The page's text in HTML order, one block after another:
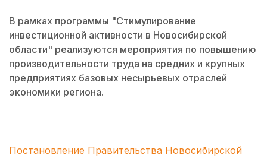
В рамках программы "Стимулирование
инвестиционной активности в Новосибирской
области" реализуются мероприятия по повышению
производительности труда на средних и крупных
предприятиях базовых несырьевых отраслей
экономики региона.
Постановление Правительства Новосибирской